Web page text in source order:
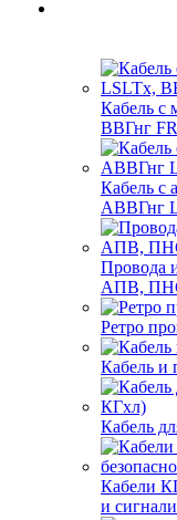
Кабель с
ВВГнг
Кабель
АВВГнг
АПВ,
Ретро
Кабель и
Кабель
Кабели
и